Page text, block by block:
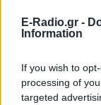
E-Radio.gr -
Information
If you wish to
processing of
targeted